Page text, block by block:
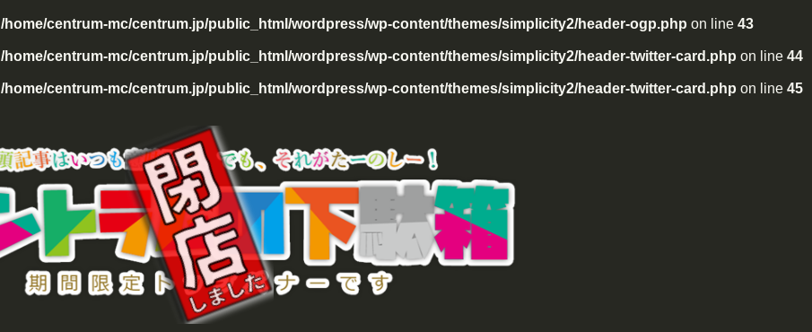
/home/centrum-mc/centrum.jp/public_html/wordpress/wp-content/themes/simplicity2/header-ogp.php on line 43
/home/centrum-mc/centrum.jp/public_html/wordpress/wp-content/themes/simplicity2/header-twitter-card.php on line 44
/home/centrum-mc/centrum.jp/public_html/wordpress/wp-content/themes/simplicity2/header-twitter-card.php on line 45